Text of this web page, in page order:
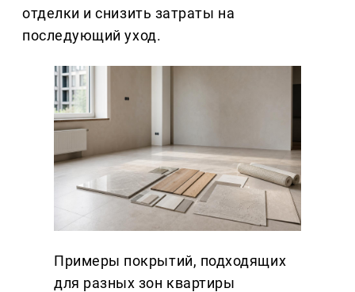
отделки и снизить затраты на
последующий уход.
Примеры покрытий, подходящих
для разных зон квартиры